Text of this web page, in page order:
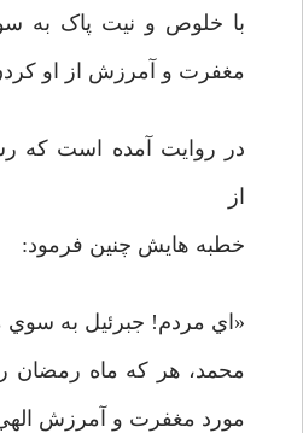
با خلوص و نيت پاک به
مغفرت و آمرزش از او
در روايت آمده است که
از
خطبه هايش چنين فرمود:
«اي مردم! جبرئيل به سوي
محمد، هر که ماه رمضان را
مورد مغفرت و آمرزش